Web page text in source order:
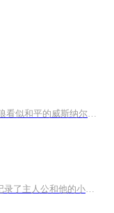
有勇有谋小狐狸VS双重人格雪狼看似和平的威斯纳尔岛上，究竟隐藏着什么巨大阴谋？大发明家狐罗玻为什么会失踪了？研究所为什么会着火？IS49又代表着什么？狐萌萌和狼东尼组成的超能萌探团，在成立的那一刻，就肩负着威斯纳尔岛的和平重责，属于超能萌探团...
本张专辑是关于战斗的主题，记录了主人公和他的小伙伴一起冒险成长的经历～我是一个热爱冒险、热爱军事的小男生，欢迎加入我的战队！